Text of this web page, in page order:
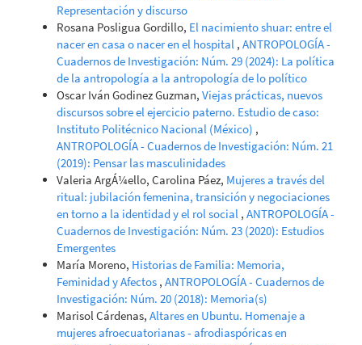
Representación y discurso
Rosana Posligua Gordillo, El nacimiento shuar: entre el
nacer en casa o nacer en el hospital , ANTROPOLOGÍA -
Cuadernos de Investigación: Núm. 29 (2024): La política
de la antropología a la antropología de lo político
Oscar Iván Godinez Guzman, Viejas prácticas, nuevos
discursos sobre el ejercicio paterno. Estudio de caso:
Instituto Politécnico Nacional (México) ,
ANTROPOLOGÍA - Cuadernos de Investigación: Núm. 21
(2019): Pensar las masculinidades
Valeria ArgÁ¼ello, Carolina Páez, Mujeres a través del
ritual: jubilación femenina, transición y negociaciones
en torno a la identidad y el rol social , ANTROPOLOGÍA -
Cuadernos de Investigación: Núm. 23 (2020): Estudios
Emergentes
María Moreno, Historias de Familia: Memoria,
Feminidad y Afectos , ANTROPOLOGÍA - Cuadernos de
Investigación: Núm. 20 (2018): Memoria(s)
Marisol Cárdenas, Altares en Ubuntu. Homenaje a
mujeres afroecuatorianas - afrodiaspóricas en